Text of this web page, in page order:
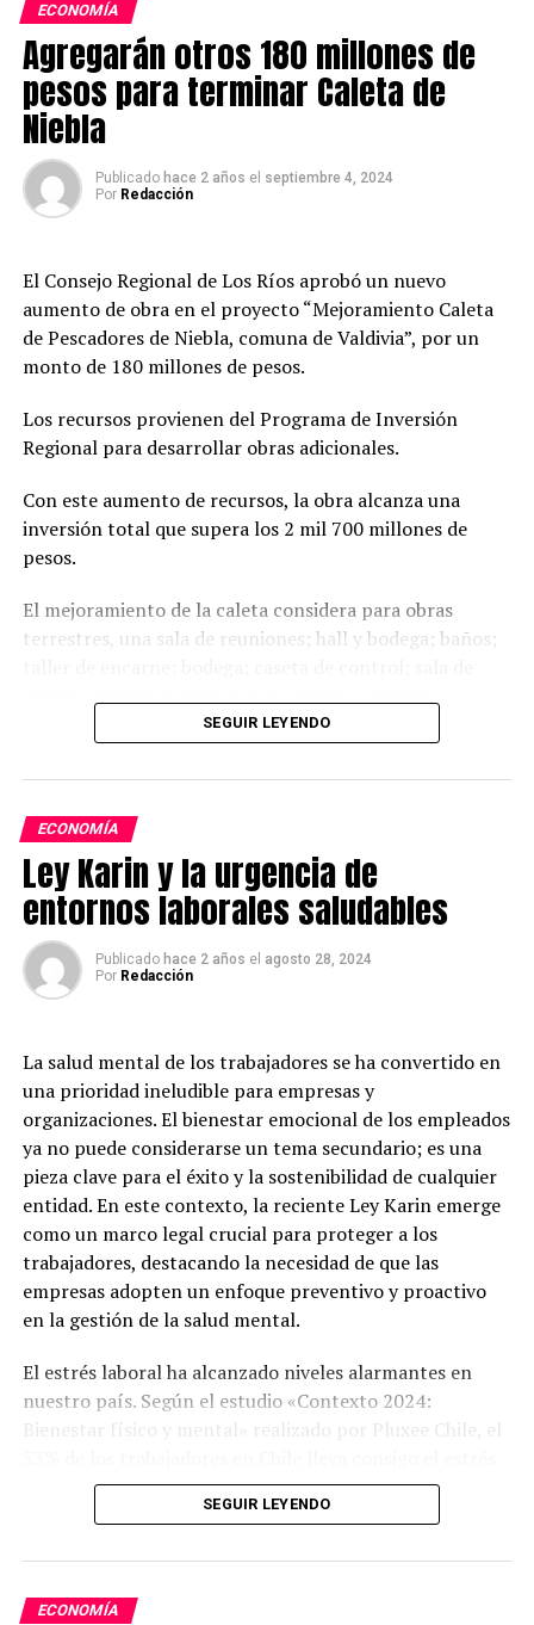
Post Views: 1.289
TAGS
SIGUIENTE
PDI detiene a 4 personas e incauta 45 kilos de drogas y
armas en Los Ríos
¿Quieres trabajar de brigadista? Conaf abrió
inscripciones
ECONOMÍA
Agregarán otros 180 millones de
pesos para terminar Caleta de
Niebla
Publicado hace 2 años el septiembre 4, 2024
Por Redacción
El Consejo Regional de Los Ríos aprobó un nuevo
aumento de obra en el proyecto “Mejoramiento Caleta
de Pescadores de Niebla, comuna de Valdivia”, por un
monto de 180 millones de pesos.
Los recursos provienen del Programa de Inversión
Regional para desarrollar obras adicionales.
Con este aumento de recursos, la obra alcanza una
inversión total que supera los 2 mil 700 millones de
pesos.
El mejoramiento de la caleta considera para obras
terrestres, una sala de reuniones; hall y bodega; baños;
Mientras que para obras marítimas, considera un
SEGUIR LEYENDO
ECONOMÍA
Ley Karin y la urgencia de
entornos laborales saludables
Publicado hace 2 años el agosto 28, 2024
Por Redacción
La salud mental de los trabajadores se ha convertido en
una prioridad ineludible para empresas y
organizaciones. El bienestar emocional de los empleados
ya no puede considerarse un tema secundario; es una
pieza clave para el éxito y la sostenibilidad de cualquier
entidad. En este contexto, la reciente Ley Karin emerge
como un marco legal crucial para proteger a los
trabajadores, destacando la necesidad de que las
empresas adopten un enfoque preventivo y proactivo
en la gestión de la salud mental.
El estrés laboral ha alcanzado niveles alarmantes en
nuestro país. Según el estudio «Contexto 2024:
Bienestar físico y mental» realizado por Pluxee Chile, el
del trabajo hasta sus hogares.
trabajadores chilenos se siente estresado o «quemado».
SEGUIR LEYENDO
ECONOMÍA